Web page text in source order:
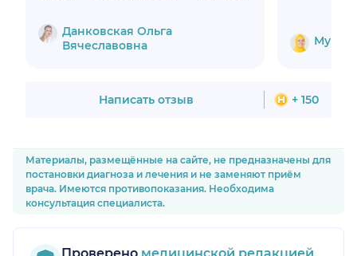
качественно, а одна процедура
меня чуть- чуть не удовлетворила.
добросовестные и порядочные
Данковская Ольга
Вячеславовна
Написать отзыв + 150
Материалы, размещённые на сайте, не предназначены для
постановки диагноза и лечения и не заменяют приём
врача. Имеются противопоказания. Необходима
консультация специалиста.